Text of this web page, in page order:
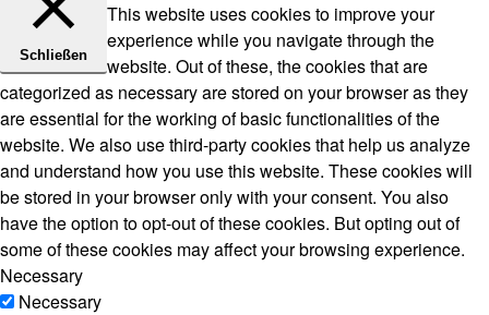
Schließen
This website uses cookies to improve your
experience while you navigate through the
website. Out of these, the cookies that are
categorized as necessary are stored on your browser as they
are essential for the working of basic functionalities of the
website. We also use third-party cookies that help us analyze
and understand how you use this website. These cookies will
be stored in your browser only with your consent. You also
have the option to opt-out of these cookies. But opting out of
some of these cookies may affect your browsing experience.
Necessary
Necessary